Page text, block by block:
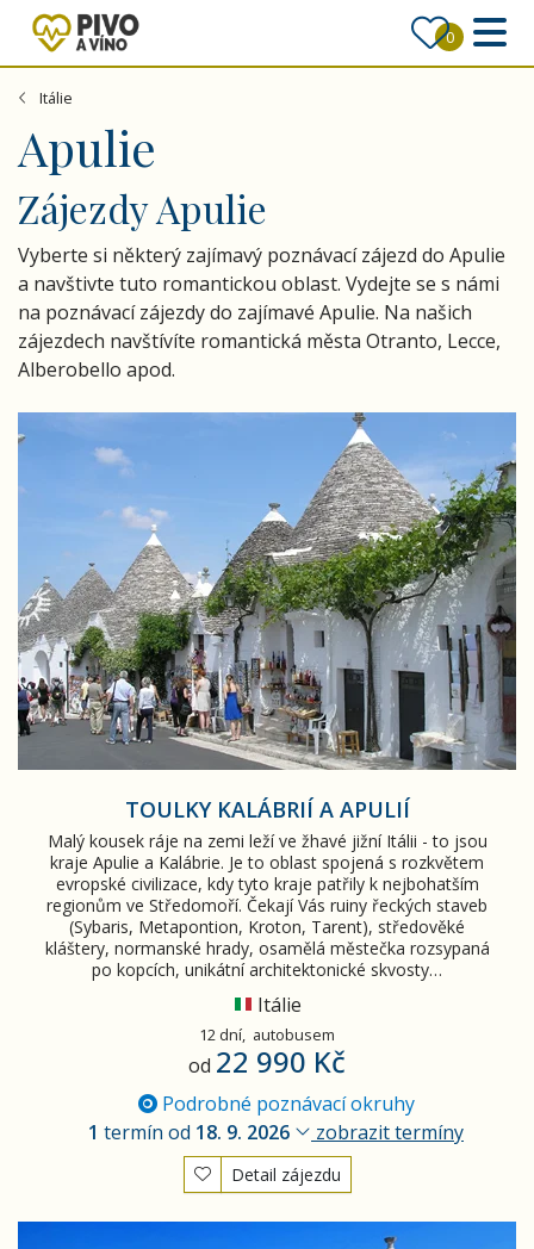
0
Itálie
Apulie
Zájezdy Apulie
Vyberte si některý zajímavý poznávací zájezd do Apulie
a navštivte tuto romantickou oblast. Vydejte se s námi
na poznávací zájezdy do zajímavé Apulie. Na našich
zájezdech navštívíte romantická města Otranto, Lecce,
Alberobello apod.
TOULKY KALÁBRIÍ A APULIÍ
Malý kousek ráje na zemi leží ve žhavé jižní Itálii - to jsou
kraje Apulie a Kalábrie. Je to oblast spojená s rozkvětem
evropské civilizace, kdy tyto kraje patřily k nejbohatším
regionům ve Středomoří. Čekají Vás ruiny řeckých staveb
(Sybaris, Metapontion, Kroton, Tarent), středověké
kláštery, normanské hrady, osamělá městečka rozsypaná
po kopcích, unikátní architektonické skvosty…
Itálie
12 dní, autobusem
od 22 990 Kč
Podrobné poznávací okruhy
1 termín od 18. 9. 2026 zobrazit termíny
Detail zájezdu
Apulie a Kalábrie - s možností výletu na Stromboli